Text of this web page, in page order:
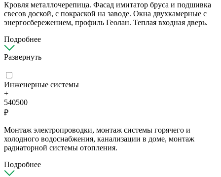
Кровля металлочерепица. Фасад имитатор бруса и подшивка
свесов доской, с покраской на заводе. Окна двухкамерные с
энергосбережением, профиль Геолан. Теплая входная дверь.
Подробнее
Развернуть
Инженерные системы
+
540500
₽
Монтаж электропроводки, монтаж системы горячего и
холодного водоснабжения, канализации в доме, монтаж
радиаторной системы отопления.
Подробнее